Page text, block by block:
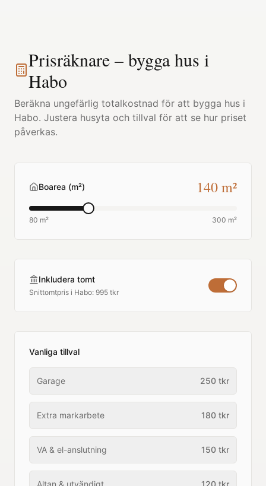
Prisräknare – bygga hus i
Habo
Beräkna ungefärlig totalkostnad för att bygga hus i
Habo. Justera husyta och tillval för att se hur priset
påverkas.
Boarea (m²) 140m²
80 m² 300 m²
Inkludera tomt
Snittomtpris i Habo: 995 tkr
Vanliga tillval
Garage 250 tkr
Extra markarbete 180 tkr
VA & el-anslutning 150 tkr
Altan & utvändigt 120 tkr